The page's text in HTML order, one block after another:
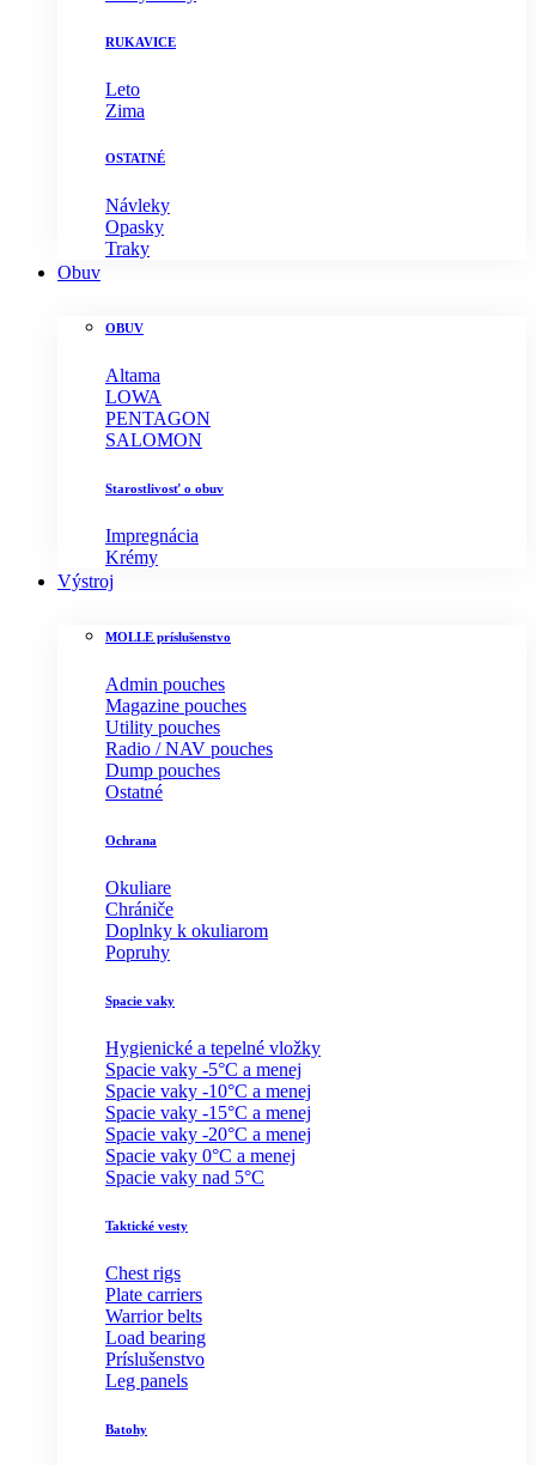
RUKAVICE
Leto
Zima
OSTATNÉ
Návleky
Opasky
Traky
Obuv
OBUV
Altama
LOWA
PENTAGON
SALOMON
Starostlivosť o obuv
Impregnácia
Krémy
Výstroj
MOLLE príslušenstvo
Admin pouches
Magazine pouches
Utility pouches
Radio / NAV pouches
Dump pouches
Ostatné
Ochrana
Okuliare
Chrániče
Doplnky k okuliarom
Popruhy
Spacie vaky
Hygienické a tepelné vložky
Spacie vaky -5°C a menej
Spacie vaky -10°C a menej
Spacie vaky -15°C a menej
Spacie vaky -20°C a menej
Spacie vaky 0°C a menej
Spacie vaky nad 5°C
Taktické vesty
Chest rigs
Plate carriers
Warrior belts
Load bearing
Príslušenstvo
Leg panels
Batohy